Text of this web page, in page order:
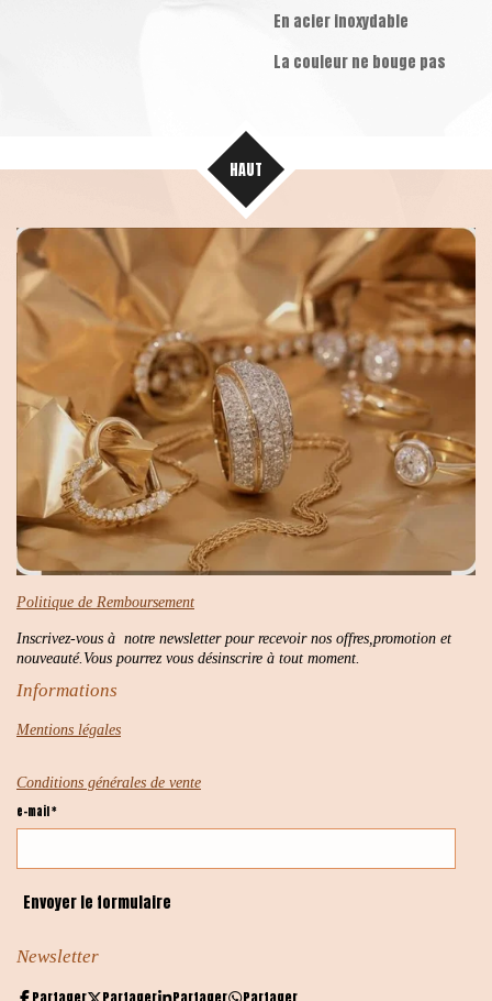
En acier inoxydable
La couleur ne bouge pas
HAUT
Politique de Remboursement
Inscrivez-vous à notre newsletter pour recevoir nos offres,promotion et
nouveauté.Vous pourrez vous désinscrire à tout moment.
Informations
Mentions légales
Conditions générales de vente
e-mail *
Envoyer le formulaire
Newsletter